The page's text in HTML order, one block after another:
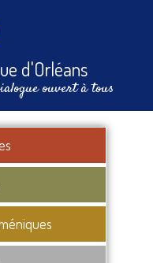
d'Orléans
ouvert à tous